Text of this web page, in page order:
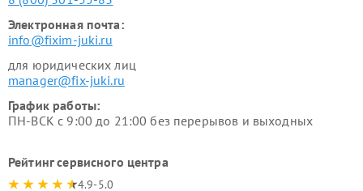
Электронная почта:
info@fixim-juki.ru
для юридических лиц
manager@fix-juki.ru
График работы:
ПН-ВСК с 9:00 до 21:00 без перерывов и выходных
Рейтинг сервисного центра
4.9-5.0